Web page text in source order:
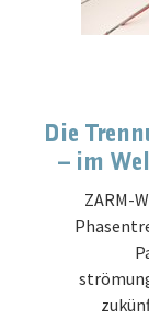
Die
– im
ZARM-